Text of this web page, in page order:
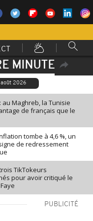
MINUTE
août 2026
au Maghreb, la Tunisie
de français que le
tombe à 4,6 %, un
de redressement
TikTokeurs
pour avoir critiqué le
PUBLICITÉ